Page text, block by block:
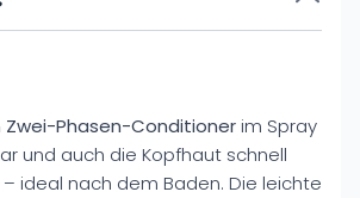
Zwei-Phasen-Conditionerim Spray
und auch die Kopfhaut schnell
ideal nach dem Baden. Die leichte